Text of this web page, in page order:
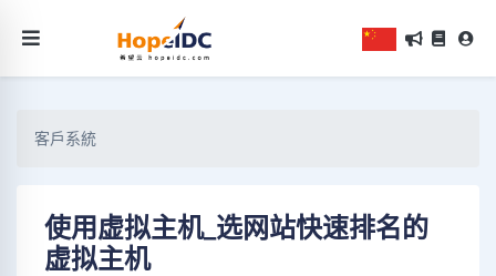
客戶系統
使用虚拟主机_选网站快速排名的
虚拟主机